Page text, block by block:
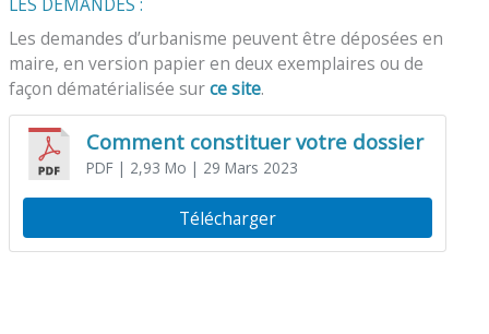
Les demandes d’urbanisme peuvent être déposées en
maire, en version papier en deux exemplaires ou de
façon dématérialisée surce site.
Comment constituer votre dossier
PDF| 2,93 Mo | 29 Mars 2023
Télécharger